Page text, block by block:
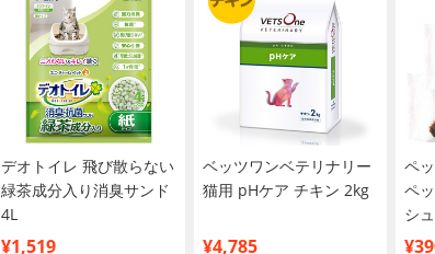
デオトイレ 飛び散らない
緑茶成分入り消臭サンド
4L
¥1,519
ベッツワンベテリナリー
猫用 pHケア チキン 2kg
¥4,785
ペ
ペ
シ
買い